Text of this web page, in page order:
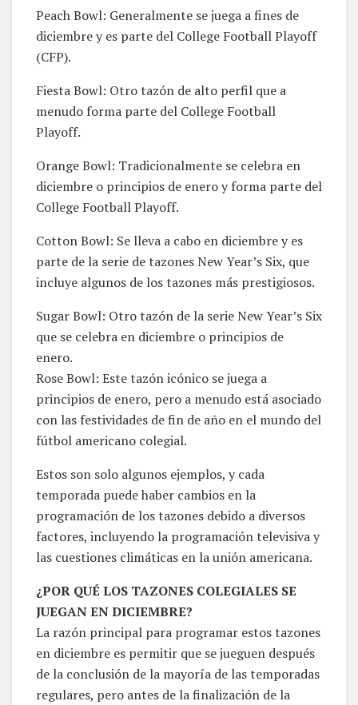
Peach Bowl: Generalmente se juega a fines de
diciembre y es parte del College Football Playoff
(CFP).
Fiesta Bowl: Otro tazón de alto perfil que a
menudo forma parte del College Football
Playoff.
Orange Bowl: Tradicionalmente se celebra en
diciembre o principios de enero y forma parte del
College Football Playoff.
Cotton Bowl: Se lleva a cabo en diciembre y es
parte de la serie de tazones New Year’s Six, que
incluye algunos de los tazones más prestigiosos.
Sugar Bowl: Otro tazón de la serie New Year’s Six
que se celebra en diciembre o principios de
enero.
Rose Bowl: Este tazón icónico se juega a
principios de enero, pero a menudo está asociado
con las festividades de fin de año en el mundo del
fútbol americano colegial.
Estos son solo algunos ejemplos, y cada
temporada puede haber cambios en la
programación de los tazones debido a diversos
factores, incluyendo la programación televisiva y
las cuestiones climáticas en la unión americana.
¿POR QUÉ LOS TAZONES COLEGIALES SE
JUEGAN EN DICIEMBRE?
La razón principal para programar estos tazones
en diciembre es permitir que se jueguen después
de la conclusión de la mayoría de las temporadas
regulares, pero antes de la finalización de la